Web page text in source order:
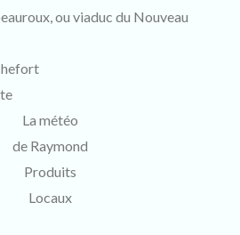
ou viaduc du Nouveau
La météo
de Raymond
Produits
Locaux